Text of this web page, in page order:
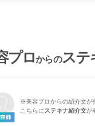
プロからのステ
※美容プロからの紹介文が
こちらにステキナ紹介文が